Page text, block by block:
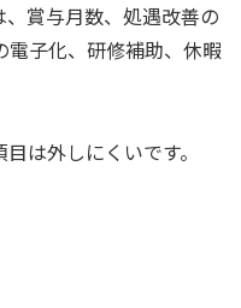
賞与月数、処遇改善の
子化、研修補助、休暇
は外しにくいです。